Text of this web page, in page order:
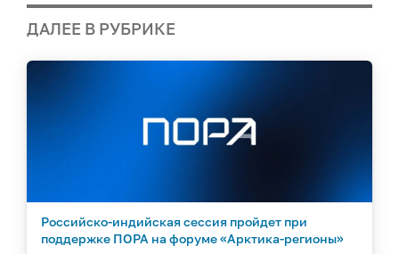
ДАЛЕЕ В РУБРИКЕ
Российско-индийская сессия пройдет при
поддержке ПОРА на форуме «Арктика-регионы»